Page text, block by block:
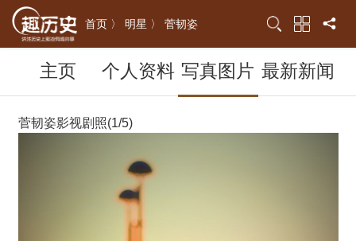
首页 〉 明星 〉 菅韧姿
主页 个人资料 写真图片 最新新闻
菅韧姿影视剧照(1/5)